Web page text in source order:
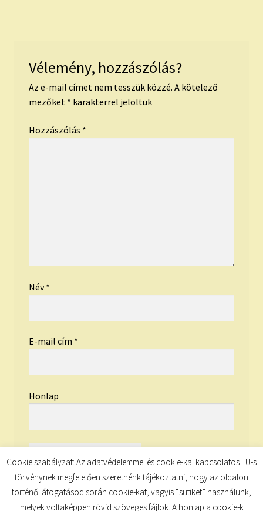
Vélemény, hozzászólás?
Az e-mail címet nem tesszük közzé. A kötelező
mezőket * karakterrel jelöltük
Hozzászólás *
Név*
E-mail cím *
Honlap
Cookie szabályzat: Az adatvédelemmel és cookie-kal kapcsolatos EU-s
törvénynek megfelelően szeretnénk tájékoztatni, hogy az oldalon
történő látogatásod során cookie-kat, vagyis “sütiket” használunk,
melyek voltaképpen rövid szöveges fájlok. A honlap a cookie-k